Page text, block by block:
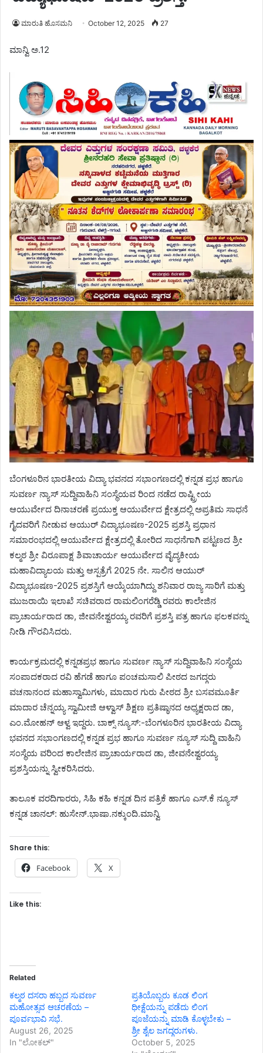
ಮಾರುತಿ ಹೊಸಮನಿ October 12, 2025 27
ಮಾನ್ವಿ ಅ.12
ಬೆಂಗಳೂರಿನ ಭಾರತೀಯ ವಿದ್ಯಾ ಭವನದ ಸಭಾಂಗಣದಲ್ಲಿ ಕನ್ನಡ ಪ್ರಭ ಹಾಗೂ
ಸುವರ್ಣ ನ್ಯಾಸ್ ಸುದ್ದಿವಾಹಿನಿ ಸಂಸ್ಥೆಯವ ರಿಂದ ನಡೆದ ರಾಷ್ಟ್ರೀಯ
ಆಯುರ್ವೇದ ದಿನಾಚರಣೆ ಪ್ರಯುಕ್ತ ಆಯುರ್ವೇದ ಕ್ಷೇತ್ರದಲ್ಲಿ ಅಪ್ರತಿಮ ಸಾಧನೆ
ಗೈದವರಿಗೆ ನೀಡುವ ಆಯುರ್ ವಿದ್ಯಾಭೂಷಣ-2025 ಪ್ರಶಸ್ತಿ ಪ್ರಧಾನ
ಸಮಾರಂಭದಲ್ಲಿ ಆಯುರ್ವೇದ ಕ್ಷೇತ್ರದಲ್ಲಿ ತೋರಿದ ಸಾಧನೆಗಾಗಿ ಪಟ್ಟಣದ ಶ್ರೀ
ಕಲ್ಮಠ ಶ್ರೀ ವಿರೂಪಾಕ್ಷ ಶಿವಾಚಾರ್ಯ ಆಯುರ್ವೇದ ವೈದ್ಯಕೀಯ
ಮಹಾವಿದ್ಯಾಲಯ ಮತ್ತು ಆಸ್ಪತ್ರೆಗೆ 2025 ನೇ. ಸಾಲಿನ ಆಯುರ್
ವಿದ್ಯಾಭೂಷಣ-2025 ಪ್ರಶಸ್ತಿಗೆ ಆಯ್ಕೆಯಾಗಿದ್ದು ಶನಿವಾರ ರಾಜ್ಯ ಸಾರಿಗೆ ಮತ್ತು
ಮುಜರಾಯಿ ಇಲಾಖೆ ಸಚಿವರಾದ ರಾಮಲಿಂಗರೆಡ್ಡಿ ರವರು ಕಾಲೇಜಿನ
ಪ್ರಾಚಾರ್ಯರಾದ ಡಾ, ಜೀವನೇಶ್ವರಯ್ಯ ರವರಿಗೆ ಪ್ರಶಸ್ತಿ ಪತ್ರ ಹಾಗೂ ಫಲಕವನ್ನು
ನೀಡಿ ಗೌರವಿಸಿದರು.
ಕಾರ್ಯಕ್ರಮದಲ್ಲಿ ಕನ್ನಡಪ್ರಭ ಹಾಗೂ ಸುವರ್ಣ ನ್ಯಾಸ್ ಸುದ್ದಿವಾಹಿನಿ ಸಂಸ್ಥೆಯ
ಸಂಪಾದಕರಾದ ರವಿ ಹೆಗಡೆ ಹಾಗೂ ಪಂಚಮಸಾಲಿ ಪೀಠದ ಜಗದ್ಗರು
ವಚನಾನಂದ ಮಹಾಸ್ವಾಮಿಗಳು, ಮಾದಾರ ಗುರು ಪೀಠದ ಶ್ರೀ ಬಸವಮೂರ್ತಿ
ಮಾದಾರ ಚೆನ್ನಯ್ಯ ಸ್ವಾಮೀಜಿ ಆಳ್ವಾಸ್ ಶಿಕ್ಷಣ ಪ್ರತಿಷ್ಠಾನದ ಅಧ್ಯಕ್ಷರಾದ ಡಾ,
ಎಂ.ಮೋಹನ್ ಆಳ್ವ ಇದ್ದರು. ಬಾಕ್ಸ್ ನ್ಯೂಸ್:-ಬೆಂಗಳೂರಿನ ಭಾರತೀಯ ವಿದ್ಯಾ
ಭವನದ ಸಭಾಂಗಣದಲ್ಲಿ ಕನ್ನಡ ಪ್ರಭ ಹಾಗೂ ಸುವರ್ಣ ನ್ಯೂಸ್ ಸುದ್ದಿ ವಾಹಿನಿ
ಸಂಸ್ಥೆಯ ವರಿಂದ ಕಾಲೇಜಿನ ಪ್ರಾಚಾರ್ಯರಾದ ಡಾ, ಜೀವನೇಶ್ವರಯ್ಯ
ಪ್ರಶಸ್ತಿಯನ್ನು ಸ್ವೀಕರಿಸಿದರು.
ತಾಲೂಕ ವರದಿಗಾರರು, ಸಿಹಿ ಕಹಿ ಕನ್ನಡ ದಿನ ಪತ್ರಿಕೆ ಹಾಗೂ ಎಸ್.ಕೆ ನ್ಯೂಸ್
ಕನ್ನಡ ಚಾನಲ್: ಹುಸೇನ್.ಭಾಷಾ.ನಕ್ಕುಂದಿ.ಮಾನ್ವಿ
Share this:
Facebook X
Like this:
Related
ಕಲ್ಮಠ ದಸರಾ ಹಬ್ಬದ ಸುವರ್ಣ
ಮಹೋತ್ಸವ ಆಚರಣೆಯ –
ಪೂರ್ವಭಾವಿ ಸಭೆ.
August 26, 2025
In "ಲೋಕಲ್"
ಪ್ರತಿಯೊಬ್ಬರು ಕೂಡ ಲಿಂಗ
ಧೀಕ್ಷೆಯನ್ನು ಪಡೆದು ಲಿಂಗ
ಪೂಜೆಯನ್ನು ಮಾಡಿ ಕೊಳ್ಳಬೇಕು –
ಶ್ರೀ ಶೈಲ ಜಗದ್ಗರುಗಳು.
October 5, 2025